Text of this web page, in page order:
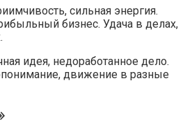
сильная энергия.
бизнес. Удача в делах,
идея, недоработанное дело.
движение в разные